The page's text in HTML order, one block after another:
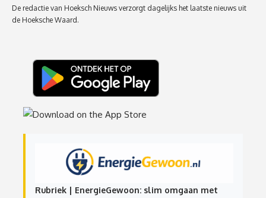
De redactie van Hoeksch Nieuws verzorgt dagelijks het laatste nieuws uit
de Hoeksche Waard.
Rubriek | EnergieGewoon: slim omgaan met